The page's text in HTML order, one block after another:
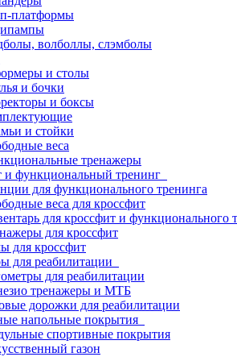
платформы
волболлы, слэмболы
и столы
и бочки
и боксы
и стойки
веса
тренажеры
и функциональный тренинг
для функционального тренинга
веса для кроссфит
для кроссфит и функционального
для кроссфит
для кроссфит
для реабилитации
для реабилитации
тренажеры и МТБ
дорожки для реабилитации
напольные покрытия
спортивные покрытия
газон